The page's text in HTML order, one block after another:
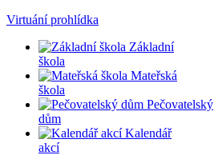
Virtuání prohlídka
Základní
škola
Mateřská
škola
Pečovatelský
dům
Kalendář
akcí